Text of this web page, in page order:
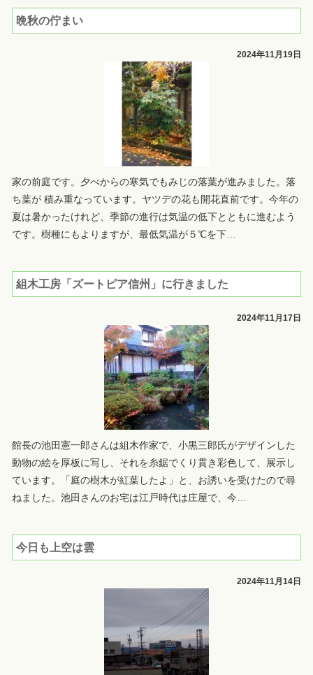
晩秋の佇まい
2024年11月19日
家の前庭です。夕べからの寒気でもみじの落葉が進みました。落
ち葉が 積み重なっています。ヤツデの花も開花直前です。今年の
夏は暑かったけれど、季節の進行は気温の低下とともに進むよう
です。樹種にもよりますが、最低気温が５℃を下…
組木工房「ズートピア信州」に行きました
2024年11月17日
館長の池田憲一郎さんは組木作家で、小黒三郎氏がデザインした
動物の絵を厚板に写し、それを糸鋸でくり貫き彩色して、展示し
ています。「庭の樹木が紅葉したよ」と、お誘いを受けたので尋
ねました。池田さんのお宅は江戸時代は庄屋で、今…
今日も上空は雲
2024年11月14日